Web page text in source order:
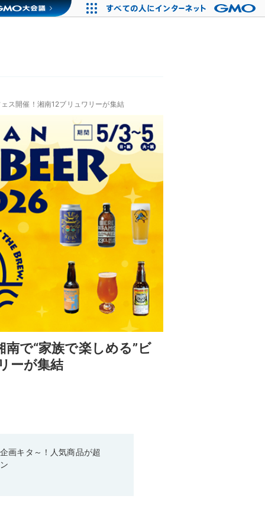
ス開催！湘南12ブリュワリーが集結
で“家族で楽しめる”ビ
ーが集結
画キタ～！人気商品が超